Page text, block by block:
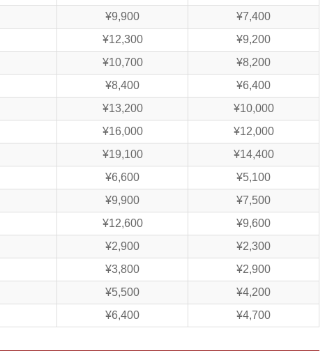
¥9,900
¥7,400
¥12,300
¥9,200
¥10,700
¥8,200
¥8,400
¥6,400
¥13,200
¥10,000
¥16,000
¥12,000
¥19,100
¥14,400
¥6,600
¥5,100
¥9,900
¥7,500
¥12,600
¥9,600
¥2,900
¥2,300
¥3,800
¥2,900
¥5,500
¥4,200
¥6,400
¥4,700